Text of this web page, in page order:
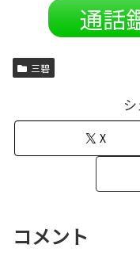
通話
三碧
X
コメント